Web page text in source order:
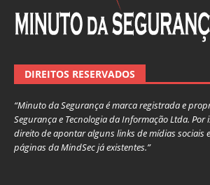
DIREITOS RESERVADOS
“Minuto da Segurança é marca registrada e
Segurança e Tecnologia da Informação Ltda. Por
direito de apontar alguns links de mídias sociais
páginas da MindSec já existentes.”